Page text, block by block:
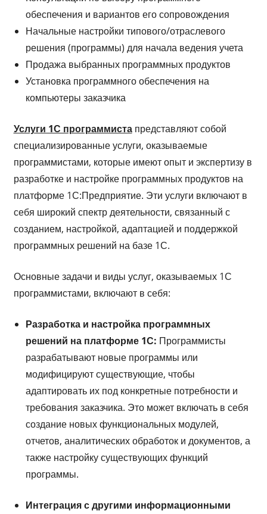
обеспечения и вариантов его сопровождения
Начальные настройки типового/отраслевого
решения (программы) для начала ведения учета
Продажа выбранных программных продуктов
Установка программного обеспечения на
компьютеры заказчика
Услуги 1С программистапредставляют собой
специализированные услуги, оказываемые
программистами, которые имеют опыт и экспертизу в
разработке и настройке программных продуктов на
платформе 1С:Предприятие. Эти услуги включают в
себя широкий спектр деятельности, связанный с
созданием, настройкой, адаптацией и поддержкой
программных решений на базе 1С.
Основные задачи и виды услуг, оказываемых 1С
программистами, включают в себя:
Разработка и настройка программных
решений на платформе 1С: Программисты
разрабатывают новые программы или
модифицируют существующие, чтобы
адаптировать их под конкретные потребности и
требования заказчика. Это может включать в себя
создание новых функциональных модулей,
отчетов, аналитических обработок и документов, а
также настройку существующих функций
программы.
Интеграция с другими информационными